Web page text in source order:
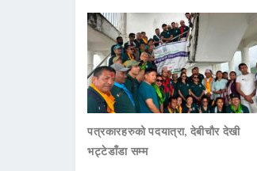
पत्रकारहरुको पदयात्रा, देबीचौर देखी
भट्टेडाँडा सम्म